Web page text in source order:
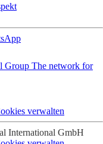
App
Group The network for
verwalten
International GmbH